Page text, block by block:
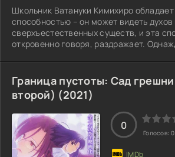
Школьник Ватануки Кимихиро
способностью – он может видеть духов
сверхъестественных существ, и эта
откровенно говоря, раздражает.
пару минут он, сам того не заметив,
доме. Там он встречает Итихару Юко —
женщину, которая утверждает, что
последнего от способности видеть и
потусторонних существ. Взамен она
Граница пустоты: Сад
второй) (2021)
0
Голосов: 0